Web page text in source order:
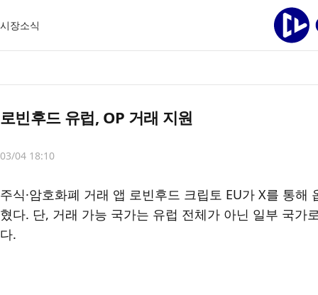
시장소식
로빈후드 유럽, OP 거래 지원
03/04 18:10
주식·암호화폐 거래 앱 로빈후드 크립토 EU가 X를 통해
혔다. 단, 거래 가능 국가는 유럽 전체가 아닌 일부 국가
다.